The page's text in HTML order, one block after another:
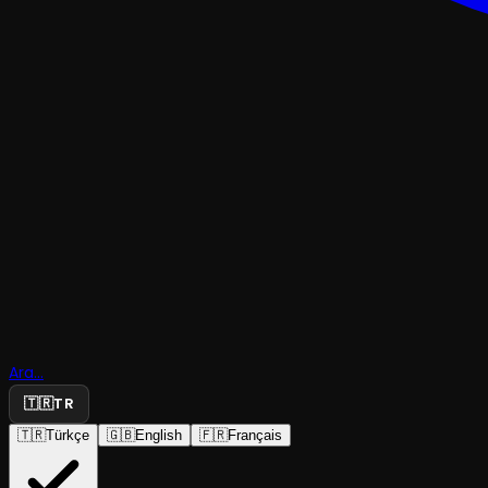
Ara...
🇹🇷TR
🇹🇷Türkçe 🇬🇧English 🇫🇷Français
Güzel ve